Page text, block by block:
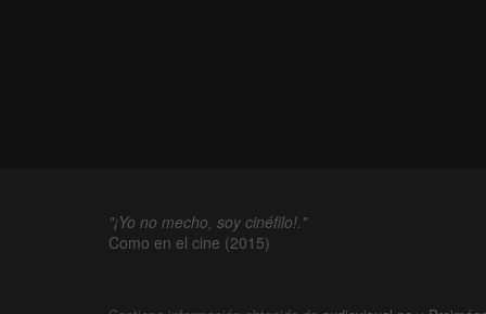
"¡Yo no mecho, soy cinéfilo!."
Como en el cine (2015)